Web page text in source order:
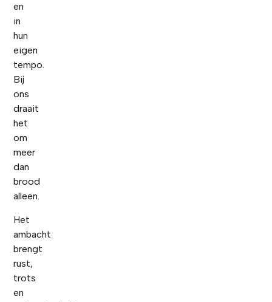
en
in
hun
eigen
tempo.
Bij
ons
draait
het
om
meer
dan
brood
alleen.
Het
ambacht
brengt
rust,
trots
en